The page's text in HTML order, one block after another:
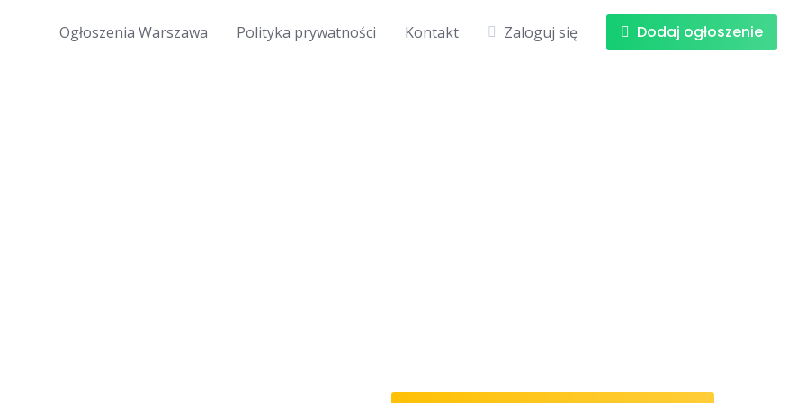
Ogłoszenia Warszawa Polityka prywatności Kontakt Zaloguj się Dodaj ogłoszenie